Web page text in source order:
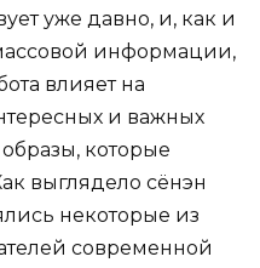
уже давно, и, как и
информации,
влияет на
и важных
образы, которые
выглядело сёнэн
некоторые из
современной